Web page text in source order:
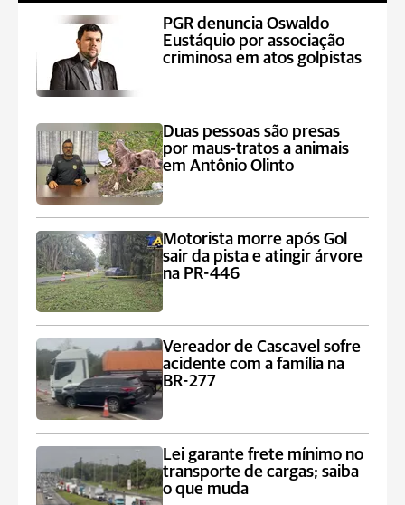
PGR denuncia Oswaldo
Eustáquio por associação
criminosa em atos golpistas
Duas pessoas são presas
por maus-tratos a animais
em Antônio Olinto
Motorista morre após Gol
sair da pista e atingir árvore
na PR-446
Vereador de Cascavel sofre
acidente com a família na
BR-277
Lei garante frete mínimo no
transporte de cargas; saiba
o que muda